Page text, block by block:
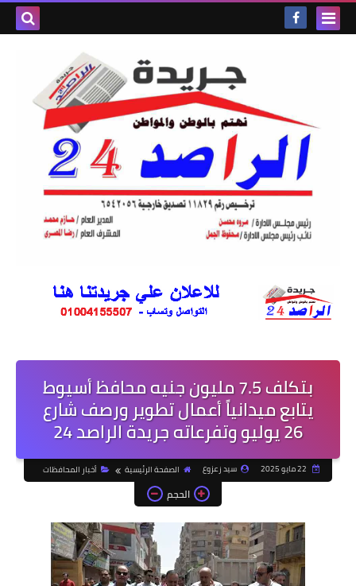
بتكلف 7.5 مليون جنيه محافظ أسيوط
يتابع ميدانياً أعمال تطوير ورصف شارع
26 يوليو وتفرعاته جريدة الراصد 24
سيد زعزوع الصفحة الرئيسية أخبار المحافظات
الحجم